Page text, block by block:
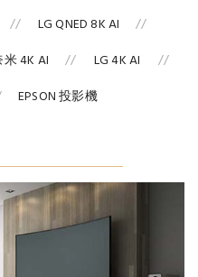
LG QNED 8K AI
4K AI
LG 4K AI
EPSON 投影機